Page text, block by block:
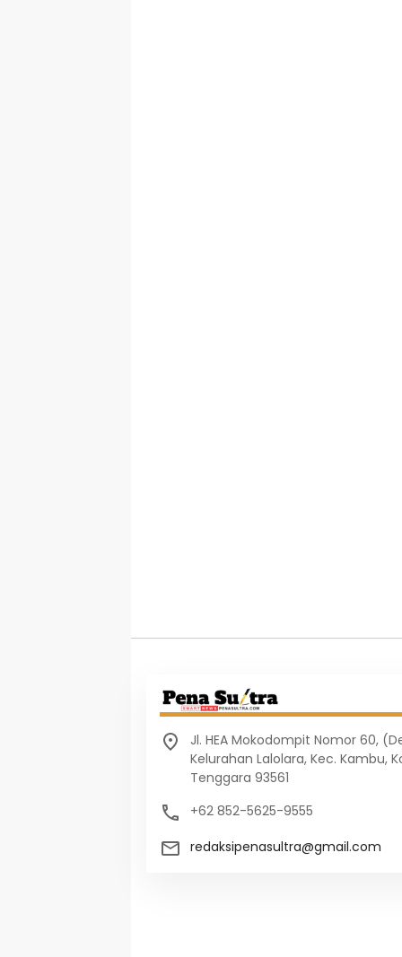
Jl. HEA Mokodompit Nomor 60,
Kelurahan Lalolara, Kec. Kambu,
Tenggara 93561
+62 852-5625-9555
redaksipenasultra@gmail.com